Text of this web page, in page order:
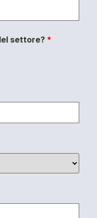
settore? *